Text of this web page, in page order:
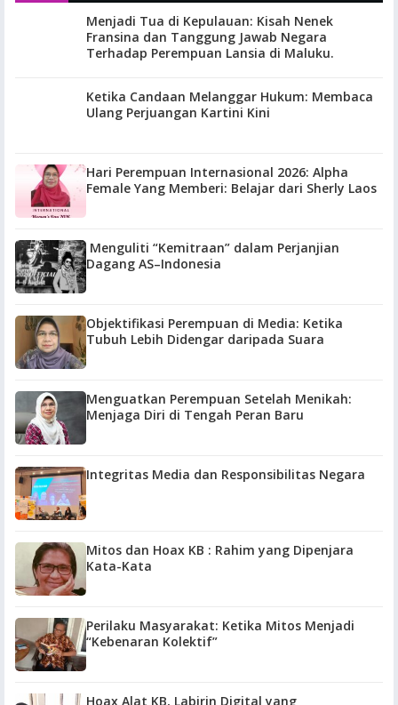
Menjadi Tua di Kepulauan: Kisah Nenek
Fransina dan Tanggung Jawab Negara
Terhadap Perempuan Lansia di Maluku.
Ketika Candaan Melanggar Hukum: Membaca
Ulang Perjuangan Kartini Kini
Hari Perempuan Internasional 2026: Alpha
Female Yang Memberi: Belajar dari Sherly Laos
Menguliti “Kemitraan” dalam Perjanjian
Dagang AS–Indonesia
Objektifikasi Perempuan di Media: Ketika
Tubuh Lebih Didengar daripada Suara
Menguatkan Perempuan Setelah Menikah:
Menjaga Diri di Tengah Peran Baru
Integritas Media dan Responsibilitas Negara
Mitos dan Hoax KB : Rahim yang Dipenjara
Kata-Kata
Perilaku Masyarakat: Ketika Mitos Menjadi
“Kebenaran Kolektif”
Hoax Alat KB, Labirin Digital yang